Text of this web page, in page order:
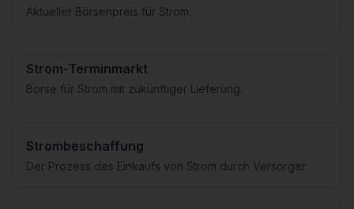
Aktueller Börsenpreis für Strom.
Strom-Terminmarkt
Börse für Strom mit zukünftiger Lieferung.
Strombeschaffung
Der Prozess des Einkaufs von Strom durch Versorger.